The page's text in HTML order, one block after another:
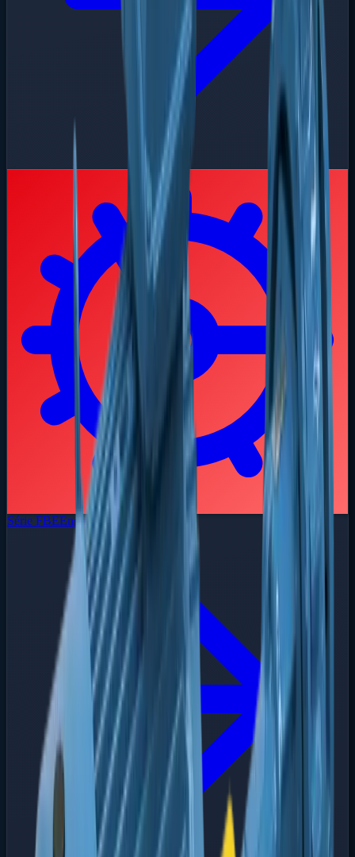
Série FBEEngrenagem Externa